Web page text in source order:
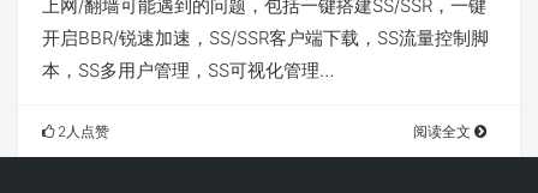
上网/翻墙可能遇到的问题，包括一键搭建SS/SSR，一键
开启BBR/锐速加速，SS/SSR客户端下载，SS流量控制脚
本，SS多用户管理，SS可视化管理…
2人点赞 阅读全文